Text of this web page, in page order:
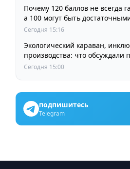
Почему 120 баллов не всегда
а 100 могут быть
Сегодня 15:16
Экологический караван,
производства: что обсуждали
Сегодня 15:00
подпишитесь
Telegram